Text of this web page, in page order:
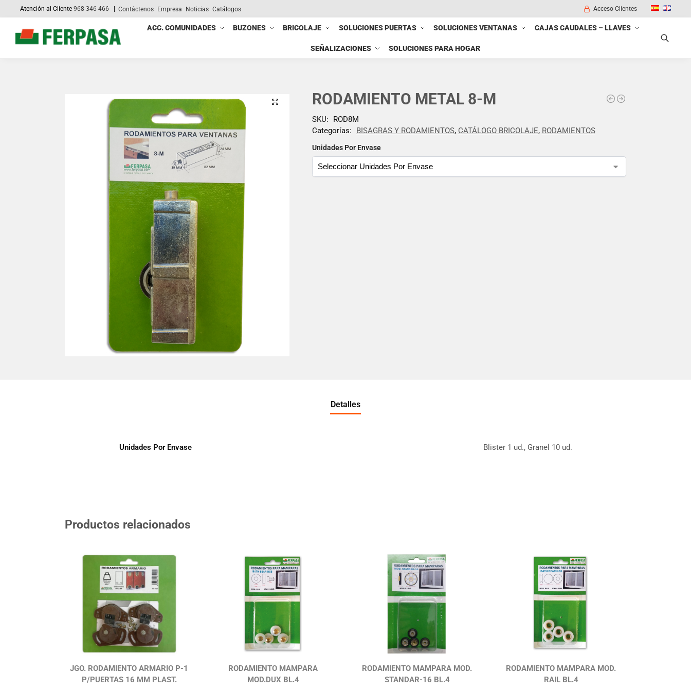
Atención al Cliente968 346 466 Contáctenos Empresa Noticias Catálogos Acceso Clientes
ACC. COMUNIDADES BUZONES BRICOLAJE SOLUCIONES PUERTAS SOLUCIONES VENTANAS CAJAS CAUDALES – LLAVES
SEÑALIZACIONES SOLUCIONES PARA HOGAR
Search
RODAMIENTO METAL 8-M
Unidades Por Envase
SKU:
ROD8M
Categorías:
BISAGRAS Y RODAMIENTOS, CATÁLOGO BRICOLAJE, RODAMIENTOS
Detalles
Unidades Por Envase Blister 1 ud., Granel 10 ud.
Productos relacionados
JGO. RODAMIENTO ARMARIO P-1
P/PUERTAS 16 MM PLAST.
RODAMIENTO MAMPARA
MOD.DUX BL.4
RODAMIENTO MAMPARA MOD.
STANDAR-16 BL.4
RODAMIENTO MAMPARA MOD.
RAIL BL.4